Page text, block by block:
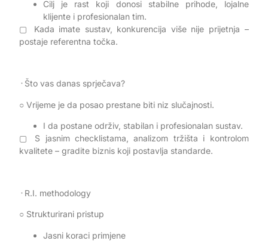
Cilj je rast koji donosi stabilne prihode, lojalne
klijente i profesionalan tim.
▢ Kada imate sustav, konkurencija više nije prijetnja –
postaje referentna točka.
᠂ Što vas danas sprječava?
○ Vrijeme je da posao prestane biti niz slučajnosti.
I da postane održiv, stabilan i profesionalan sustav.
▢ S jasnim checklistama, analizom tržišta i kontrolom
kvalitete – gradite biznis koji postavlja standarde.
᠂ R.I. methodology
○ Strukturirani pristup
Jasni koraci primjene